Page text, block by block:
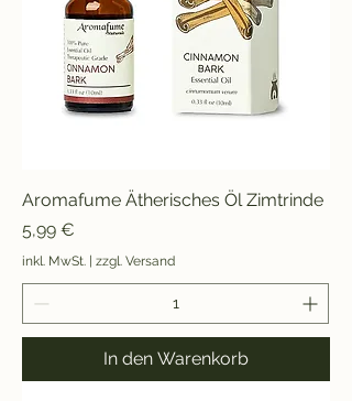
Aromafume Ätherisches Öl Zimtrinde
Preis
5,99 €
inkl. MwSt. | zzgl. Versand
In den Warenkorb